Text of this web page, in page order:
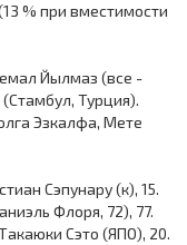
% при вместимости
Йылмаз (все -
Турция).
Эзкалфа, Мете
Сэпунару (к), 15.
Флоря, 72), 77.
Сэто (ЯПО), 20.